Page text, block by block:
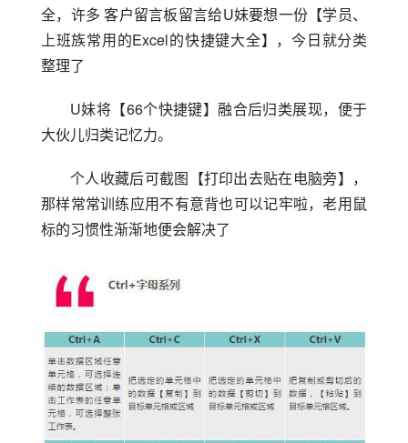
全，许多 客户留言板留言给U妹要想一份【学员、
上班族常用的Excel的快捷键大全】，今日就分类
整理了
U妹将【66个快捷键】融合后归类展现，便于
大伙儿归类记忆力。
个人收藏后可截图【打印出去贴在电脑旁】，
那样常常训练应用不有意背也可以记牢啦，老用鼠
标的习惯性渐渐地便会解决了